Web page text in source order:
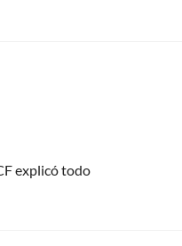
explicó todo